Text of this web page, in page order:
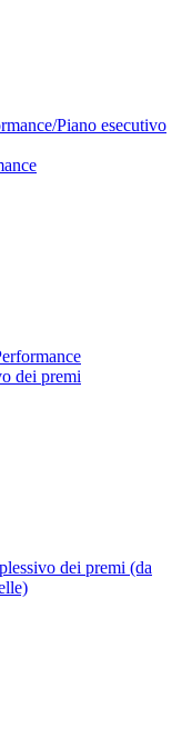
Piano esecutivo
dei premi
dei premi (da